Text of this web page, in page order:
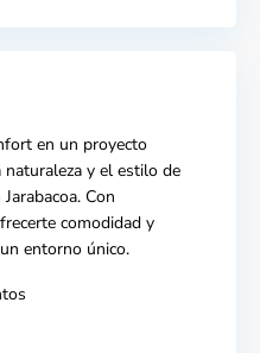
en un proyecto
naturaleza y el estilo de
Jarabacoa. Con
comodidad y
entorno único.